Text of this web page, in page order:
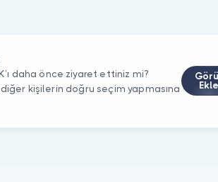
daha önce ziyaret ettiniz mi?
kişilerin doğru seçim yapmasına
Ekle